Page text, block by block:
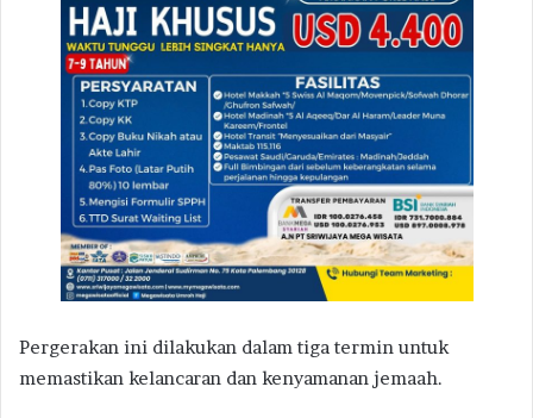
Pergerakan ini dilakukan dalam tiga termin untuk
memastikan kelancaran dan kenyamanan jemaah.